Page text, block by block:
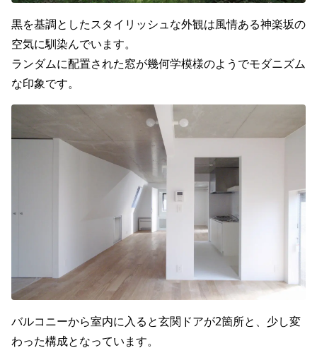
黒を基調としたスタイリッシュな外観は風情ある神楽坂の
空気に馴染んでいます。
ランダムに配置された窓が幾何学模様のようでモダニズム
な印象です。
バルコニーから室内に入ると玄関ドアが2箇所と、少し変
わった構成となっています。